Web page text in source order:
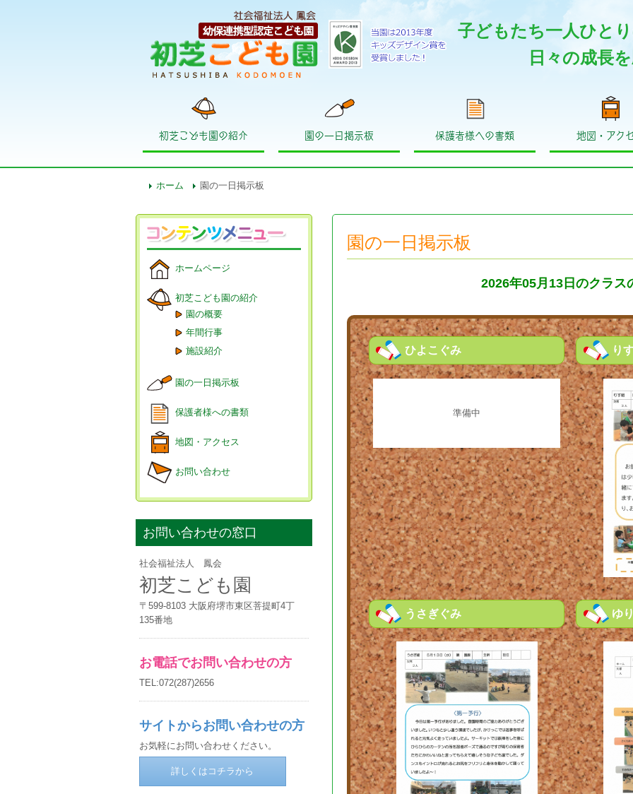
子どもたち一人ひと
日々の成長
初芝こども園の紹介 園の一日掲示板 保護者様への書類 地図・アク
ホーム 園の一日掲示板
園の一日掲示板
2026年05月13日のクラス
ひよこぐみ
準備中
り
うさぎぐみ ゆ
ホームページ
初芝こども園の紹介
園の概要
年間行事
施設紹介
園の一日掲示板
保護者様への書類
地図・アクセス
お問い合わせ
お問い合わせの窓口
社会福祉法人 鳳会
初芝こども園
〒599-8103 大阪府堺市東区菩提町4丁
135番地
お電話でお問い合わせの方
TEL:072(287)2656
サイトからお問い合わせの方
お気軽にお問い合わせください。
詳しくはコチラから